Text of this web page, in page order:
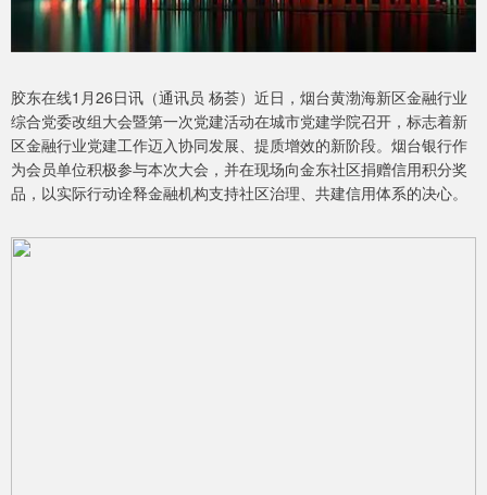
胶东在线1月26日讯（通讯员 杨荟）近日，烟台黄渤海新区金融行业
综合党委改组大会暨第一次党建活动在城市党建学院召开，标志着新
区金融行业党建工作迈入协同发展、提质增效的新阶段。烟台银行作
为会员单位积极参与本次大会，并在现场向金东社区捐赠信用积分奖
品，以实际行动诠释金融机构支持社区治理、共建信用体系的决心。